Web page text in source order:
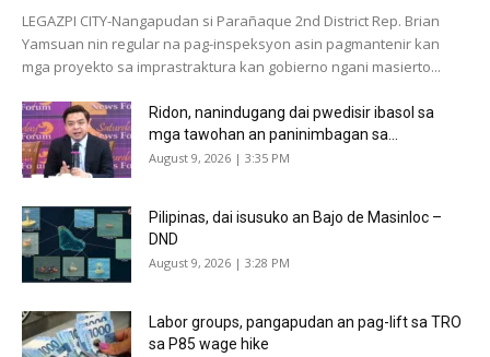
LEGAZPI CITY-Nangapudan si Parañaque 2nd District Rep. Brian
Yamsuan nin regular na pag-inspeksyon asin pagmantenir kan
mga proyekto sa imprastraktura kan gobierno ngani masierto...
Ridon, nanindugang dai pwedisir ibasol sa
mga tawohan an paninimbagan sa...
August 9, 2026 | 3:35 PM
Pilipinas, dai isusuko an Bajo de Masinloc –
DND
August 9, 2026 | 3:28 PM
Labor groups, pangapudan an pag-lift sa TRO
sa P85 wage hike